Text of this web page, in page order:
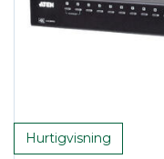
Hurtigvisning